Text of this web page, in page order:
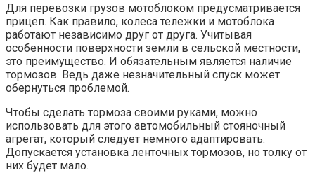
Для перевозки грузов мотоблоком предусматривается
прицеп. Как правило, колеса тележки и мотоблока
работают независимо друг от друга. Учитывая
особенности поверхности земли в сельской местности,
это преимущество. И обязательным является наличие
тормозов. Ведь даже незначительный спуск может
обернуться проблемой.
Чтобы сделать тормоза своими руками, можно
использовать для этого автомобильный стояночный
агрегат, который следует немного адаптировать.
Допускается установка ленточных тормозов, но толку от
них будет мало.